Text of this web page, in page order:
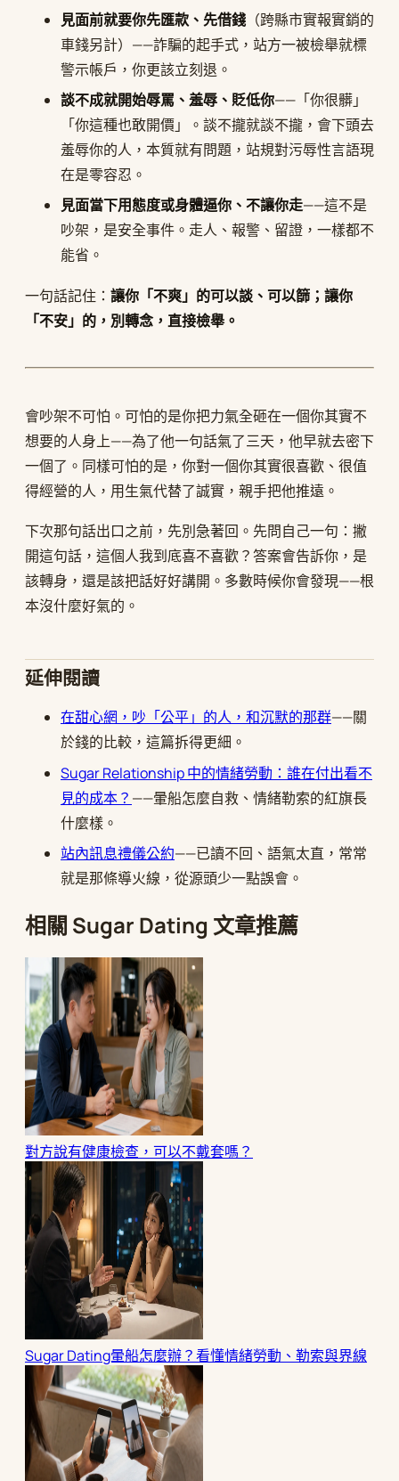
見面前就要你先匯款、先借錢 （跨縣市實報實銷的
車錢另計）——詐騙的起手式，站方一被檢舉就標
警示帳戶，你更該立刻退。
談不成就開始辱罵、羞辱、貶低你——「你很髒」
「你這種也敢開價」。談不攏就談不攏，會下頭去
羞辱你的人，本質就有問題，站規對污辱性言語現
在是零容忍。
見面當下用態度或身體逼你、不讓你走——這不是
吵架，是安全事件。走人、報警、留證，一樣都不
能省。
一句話記住： 讓你「不爽」的可以談、可以篩；讓你
「不安」的，別轉念，直接檢舉。
會吵架不可怕。可怕的是你把力氣全砸在一個你其實不
想要的人身上——為了他一句話氣了三天，他早就去密下
一個了。同樣可怕的是，你對一個你其實很喜歡、很值
得經營的人，用生氣代替了誠實，親手把他推遠。
下次那句話出口之前，先別急著回。先問自己一句：撇
開這句話，這個人我到底喜不喜歡？答案會告訴你，是
該轉身，還是該把話好好講開。多數時候你會發現——根
本沒什麼好氣的。
延伸閱讀
在甜心網，吵「公平」的人，和沉默的那群——關
於錢的比較，這篇拆得更細。
Sugar Relationship 中的情緒勞動：誰在付出看不
見的成本？ ——暈船怎麼自救、情緒勒索的紅旗長
什麼樣。
站內訊息禮儀公約——已讀不回、語氣太直，常常
就是那條導火線，從源頭少一點誤會。
相關 Sugar Dating 文章推薦
對方說有健康檢查，可以不戴套嗎？
Sugar Dating暈船怎麼辦？看懂情緒勞動、勒索與界線